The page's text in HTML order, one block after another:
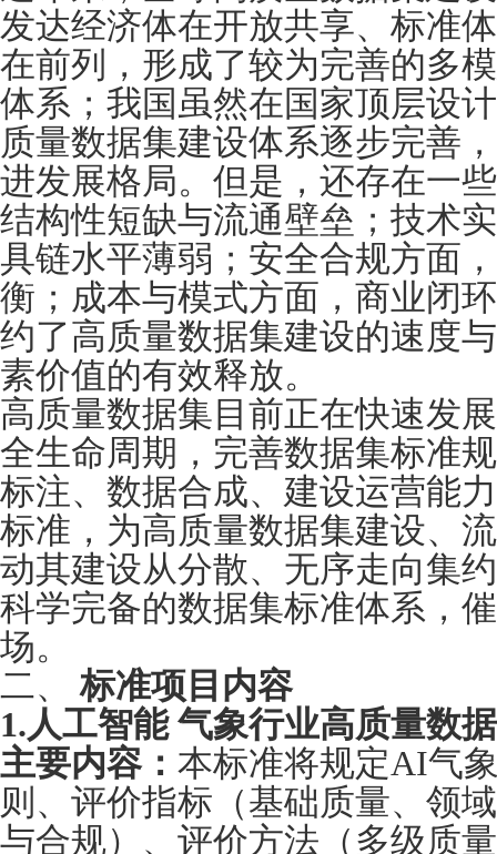
发达经济体在开放共享、标准
在前列，形成了较为完善的多
体系；我国虽然在国家顶层设
质量数据集建设体系逐步完善
进发展格局。但是，还存在一
结构性短缺与流通壁垒；技术
具链水平薄弱；安全合规方面
衡；成本与模式方面，商业闭
约了高质量数据集建设的速度
素价值的有效释放。
高质量数据集目前正在快速发
全生命周期，完善数据集标准
标注、数据合成、建设运营能
标准，为高质量数据集建设、
动其建设从分散、无序走向集
科学完备的数据集标准体系，
场。
二、标准项目内容
1.人工智能气象行业高质量数
主要内容： 本标准将规定AI气
则、评价指标（基础质量、领
与合规）、评价方法（多级质